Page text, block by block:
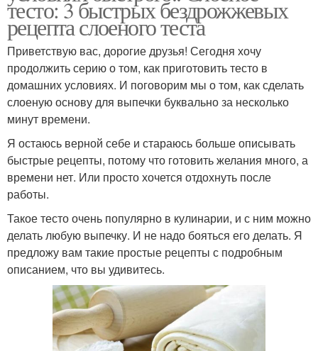
тесто: 3 быстрых бездрожжевых
рецепта слоеного теста
Приветствую вас, дорогие друзья! Сегодня хочу
продолжить серию о том, как приготовить тесто в
домашних условиях. И поговорим мы о том, как сделать
слоеную основу для выпечки буквально за несколько
минут времени.
Я остаюсь верной себе и стараюсь больше описывать
быстрые рецепты, потому что готовить желания много, а
времени нет. Или просто хочется отдохнуть после
работы.
Такое тесто очень популярно в кулинарии, и с ним можно
делать любую выпечку. И не надо бояться его делать. Я
предложу вам такие простые рецепты с подробным
описанием, что вы удивитесь.